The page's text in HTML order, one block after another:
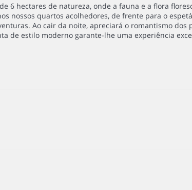
6 hectares de natureza, onde a fauna e a flora
nossos quartos acolhedores, de frente para o
Ao cair da noite, apreciará o romantismo
de estilo moderno garante-lhe uma experiência